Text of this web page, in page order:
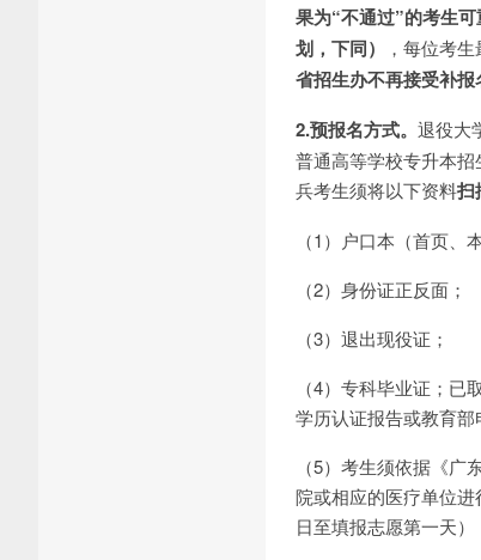
果为“不通过”的考生
划，下同）
，每位考
省招生办不再接受补报
2.预报名方式。 退役大
普通高等学校专升本
兵考生须将以下资料扫
（1）户口本（首页、
（2）身份证正反面；
（3）退出现役证；
（4）专科毕业证；
学历认证报告或教育部
（5）考生须依据《
院或相应的医疗单位
日至填报志愿第一天）